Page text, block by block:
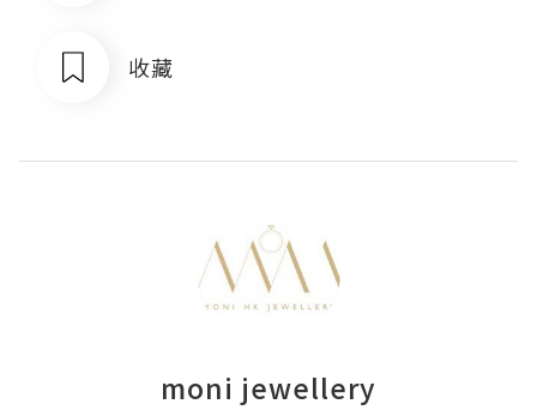
收藏
moni jewellery